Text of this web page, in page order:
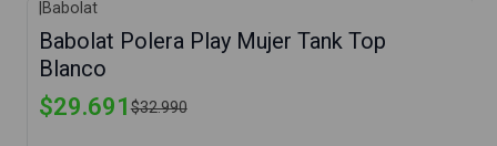
Babolat
Babolat Polera Play Mujer Tank Top
Blanco
$29.691$32.990